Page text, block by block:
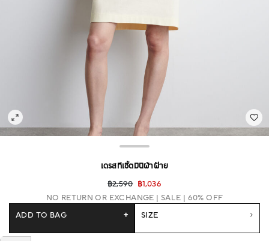
เดรสทีเชิ้ตมินิผ้าฝ้าย
฿2,590 ฿1,036
NO RETURN OR EXCHANGE
SALE | 60% OFF
SIZE
ADD TO BAG +